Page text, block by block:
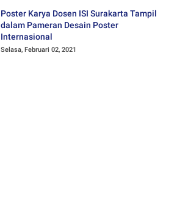
Poster Karya Dosen ISI Surakarta Tampil
dalam Pameran Desain Poster
Internasional
Selasa, Februari 02, 2021